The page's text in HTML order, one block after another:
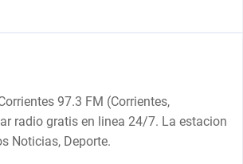
97.3 FM (Corrientes,
radio gratis en linea 24/7. La estacion
Noticias, Deporte.